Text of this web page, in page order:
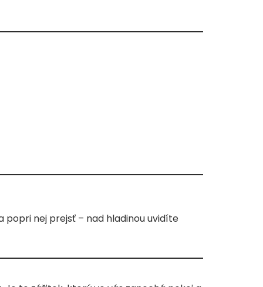
nej prejsť – nad hladinou uvidíte